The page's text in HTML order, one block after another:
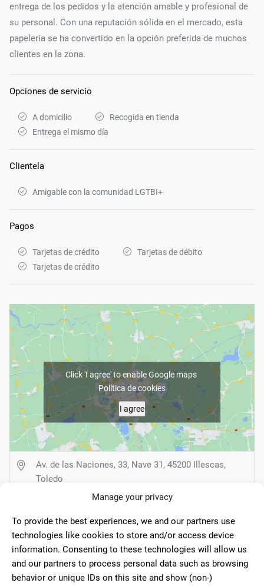
Manage your privacy
To provide the best experiences, we and our partners use
technologies like cookies to store and/or access device
information. Consenting to these technologies will allow us
and our partners to process personal data such as browsing
behavior or unique IDs on this site and show (non-)
entrega de los pedidos y la atención amable y profesional de
su personal. Con una reputación sólida en el mercado, esta
papelería se ha convertido en la opción preferida de muchos
clientes en la zona.
Opciones de servicio
A domicilio
Recogida en tienda
Entrega el mismo día
Clientela
Amigable con la comunidad LGTBI+
Pagos
Tarjetas de crédito
Tarjetas de débito
Tarjetas de crédito
Click 'I agree' to enable Google maps
Política de cookies
I agree
Av. de las Naciones, 33, Nave 31, 45200 Illescas,
Toledo
folder.es
Lunes - Viernes: 9:00–14:00 | 15:30–19:00
Sábado - Domingo: Cerrado